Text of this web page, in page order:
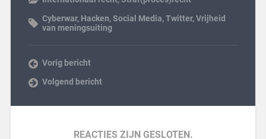
Cyberwar, Hacken,Social Media,Twitter,Vrijheid
van meningsuiting
Vorig bericht
Volgend bericht
REACTIES ZIJN GESLOTEN.